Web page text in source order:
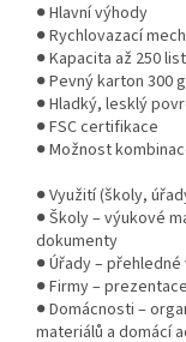
● Hlavní výhody
● Rychlovazací
● Kapacita až 250
● Pevný karton 300
● Hladký, lesklý
● FSC certifikace
● Možnost
● Využití (školy,
● Školy – výukové
dokumenty
● Úřady –
● Firmy –
● Domácnosti –
materiálů a domácí